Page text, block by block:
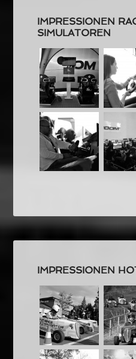
IMPRESSIONEN
SIMULATOREN
IMPRESSIONEN